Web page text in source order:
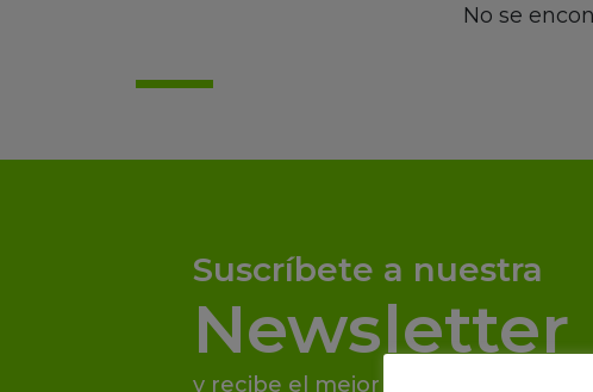
No se
Suscríbete a nuestra
Newsletter
y recibe el mejor contenido de